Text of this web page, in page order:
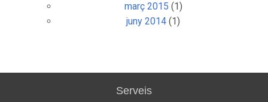
març 2015 (1)
juny 2014 (1)
Serveis